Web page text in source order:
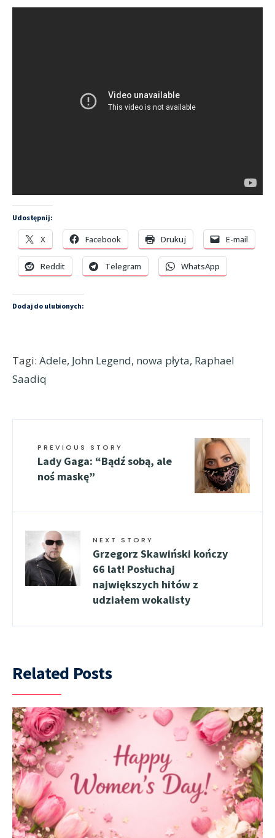
Udostępnij:
X Facebook Drukuj E-mail
Reddit Telegram WhatsApp
Dodaj do ulubionych:
Tagi: Adele, John Legend, nowa płyta, Raphael
Saadiq
PREVIOUS STORY
Lady Gaga: “Bądź sobą, ale
noś maskę”
NEXT STORY
Grzegorz Skawiński kończy
66 lat! Posłuchaj
największych hitów z
udziałem wokalisty
Related Posts